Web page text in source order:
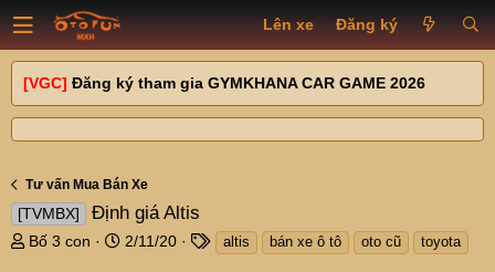
Lên xe Đăng ký
[VGC] Đăng ký tham gia GYMKHANA CAR GAME 2026
Tư vấn Mua Bán Xe
[TVMBX] Định giá Altis
T
Bố 3 con
N
2/11/20
Taltis bán xe ô tô oto cũ toyota